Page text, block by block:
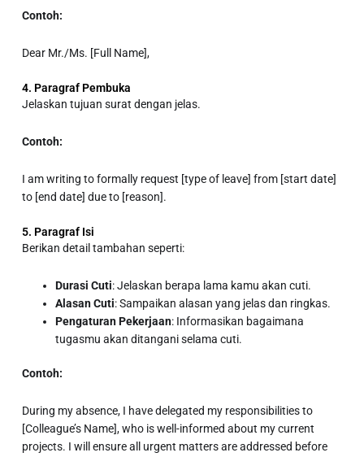
Contoh:
Dear Mr./Ms. [Full Name],
4. Paragraf Pembuka
Jelaskan tujuan surat dengan jelas.
Contoh:
I am writing to formally request [type of leave] from [start date]
to [end date] due to [reason].
5. Paragraf Isi
Berikan detail tambahan seperti:
Durasi Cuti: Jelaskan berapa lama kamu akan cuti.
Alasan Cuti: Sampaikan alasan yang jelas dan ringkas.
Pengaturan Pekerjaan: Informasikan bagaimana
tugasmu akan ditangani selama cuti.
Contoh:
During my absence, I have delegated my responsibilities to
[Colleague’s Name], who is well-informed about my current
projects. I will ensure all urgent matters are addressed before